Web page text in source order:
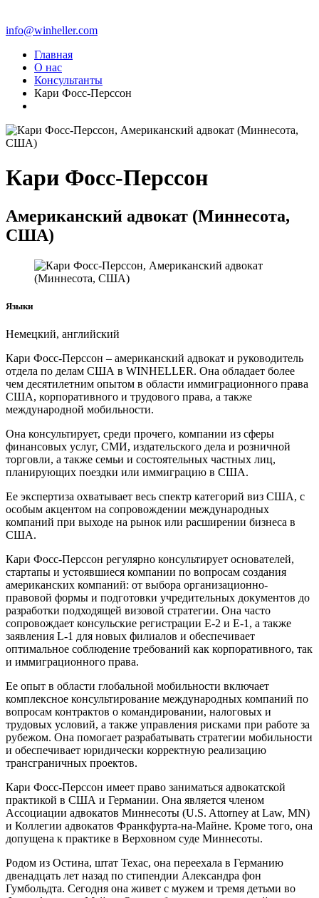
info@winheller.com
Главная
О нас
Консультанты
Кари Фосс-Перссон
Кари Фосс-Перссон
Американский адвокат (Миннесота,
США)
Языки
Немецкий, английский
Кари Фосс-Перссон – американский адвокат и руководитель
отдела по делам США в WINHELLER. Она обладает более
чем десятилетним опытом в области иммиграционного права
США, корпоративного и трудового права, а также
международной мобильности.
Она консультирует, среди прочего, компании из сферы
финансовых услуг, СМИ, издательского дела и розничной
торговли, а также семьи и состоятельных частных лиц,
планирующих поездки или иммиграцию в США.
Ее экспертиза охватывает весь спектр категорий виз США, с
особым акцентом на сопровождении международных
компаний при выходе на рынок или расширении бизнеса в
США.
Кари Фосс-Перссон регулярно консультирует основателей,
стартапы и устоявшиеся компании по вопросам создания
американских компаний: от выбора организационно-
правовой формы и подготовки учредительных документов до
разработки подходящей визовой стратегии. Она часто
сопровождает консульские регистрации E-2 и E-1, а также
заявления L-1 для новых филиалов и обеспечивает
оптимальное соблюдение требований как корпоративного, так
и иммиграционного права.
Ее опыт в области глобальной мобильности включает
комплексное консультирование международных компаний по
вопросам контрактов о командировании, налоговых и
трудовых условий, а также управления рисками при работе за
рубежом. Она помогает разрабатывать стратегии мобильности
и обеспечивает юридически корректную реализацию
трансграничных проектов.
Кари Фосс-Перссон имеет право заниматься адвокатской
практикой в США и Германии. Она является членом
Ассоциации адвокатов Миннесоты (U.S. Attorney at Law, MN)
и Коллегии адвокатов Франкфурта-на-Майне. Кроме того, она
допущена к практике в Верховном суде Миннесоты.
Родом из Остина, штат Техас, она переехала в Германию
двенадцать лет назад по стипендии Александра фон
Гумбольдта. Сегодня она живет с мужем и тремя детьми во